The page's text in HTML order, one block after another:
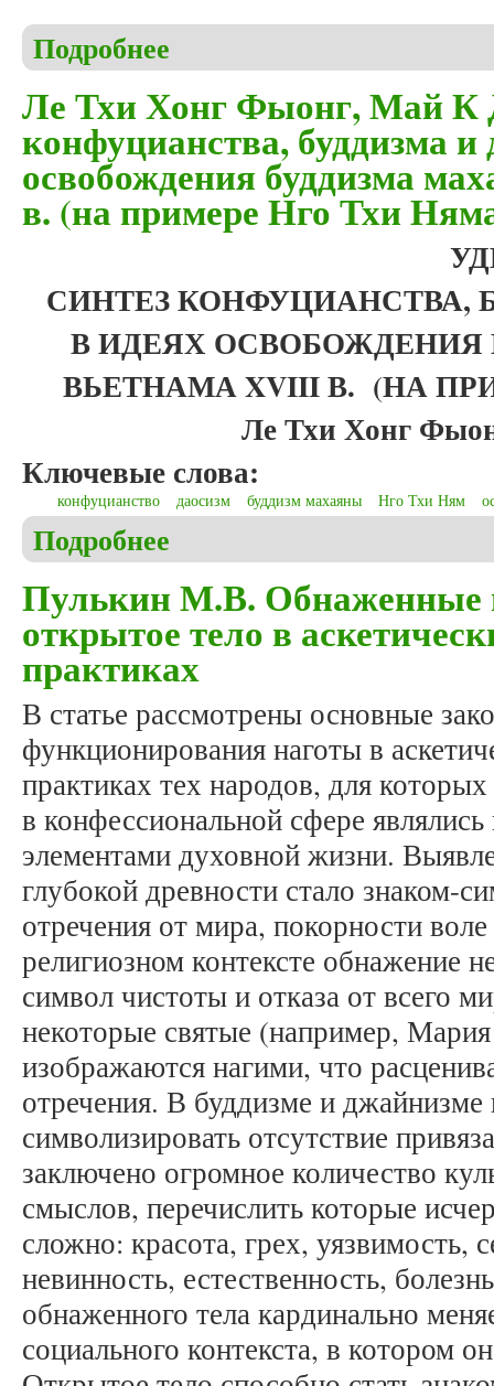
Подробнее
Ле Тхи Хонг Фыонг, Май К
конфуцианства, буддизма и
освобождения буддизма
в. (на примере Нго Тхи
СИНТЕЗ КОНФУЦИАНСТВА,
В ИДЕЯХ
ВЬЕТНАМАXVIIIВ. (НА
Ле Тхи Хонг
Ключевые слова:
конфуцианство даосизм буддизм махаяны Нго Тхи Ням
Подробнее
Пулькин М.В. Обнаженные
открытое тело в
практиках
В статье рассмотрены основные
функционирования наготы в
практиках тех народов, для
в конфессиональной сфере
элементами духовной жизни.
глубокой древности стало знаком-
отречения от мира, покорности
религиозном контексте обнажение
символ чистоты и отказа от всего
некоторые святые (например,
изображаются нагими, что
отречения. В буддизме и джайнизме
символизировать отсутствие
заключено огромное количество
смыслов, перечислить которые
сложно: красота, грех, уязвимость,
невинность, естественность,
обнаженного тела кардинально
социального контекста, в котором